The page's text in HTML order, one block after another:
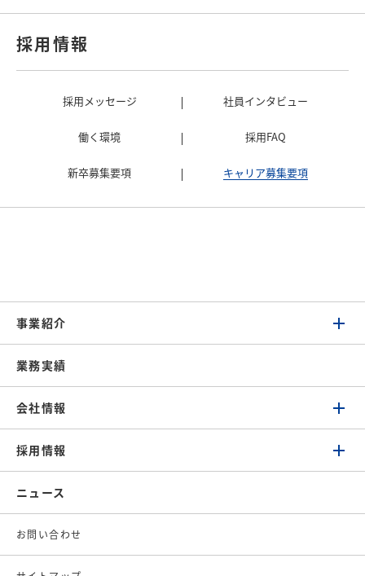
採用情報
採用メッセージ 社員インタビュー
働く環境 採用FAQ
新卒募集要項 キャリア募集要項
事業紹介
業務実績
会社情報
採用情報
ニュース
お問い合わせ